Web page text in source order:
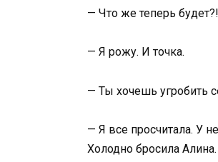
— Что же теперь
— Я рожу. И точка.
— Ты хочешь угробить
— Я все просчитала. У
Холодно бросила Алина.